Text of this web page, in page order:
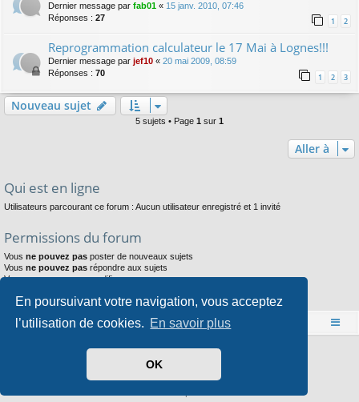
En poursuivant votre navigation, vous acceptez
l’utilisation de cookies. En savoir plus
OK
Dernier message par fab01 « 15 janv. 2010, 07:46
Réponses : 27 1 2
Reprogrammation calculateur le 17 Mai à Lognes!!!
Dernier message par jef10 « 20 mai 2009, 08:59
Réponses : 70 1 2 3
Nouveau sujet
5 sujets • Page 1 sur 1
Aller à
Qui est en ligne
Utilisateurs parcourant ce forum : Aucun utilisateur enregistré et 1 invité
Permissions du forum
Vous ne pouvez pas poster de nouveaux sujets
Vous ne pouvez pas répondre aux sujets
Vousne pouvez pasmodifier vos messages
Vousne pouvez pasjoindre des fichiers
Accueil Index du forum
Développé parphpBB® Forum Software © phpBB Limited
Arty- phpBB 3.3 par MrGaby
phpBB-fr.com